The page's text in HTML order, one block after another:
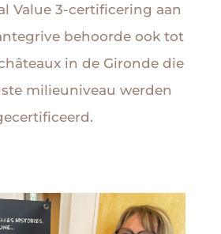
Value 3-certificering aan
behoorde ook tot
in de Gironde die
milieuniveau werden